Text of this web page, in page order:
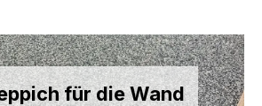
für die Wand